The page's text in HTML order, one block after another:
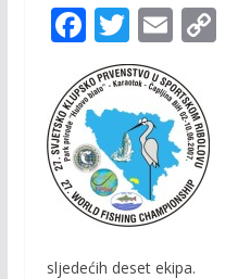
F
ac
e
b
o
o
k
T
w
itt
er
E
ai
l
C
sljedećih deset ekipa.